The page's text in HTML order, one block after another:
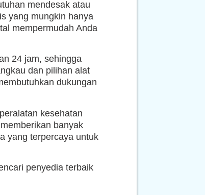
mendesak atau
yang mungkin hanya
mempermudah Anda
24 jam, sehingga
dan pilihan alat
dukungan
kesehatan
banyak
yang terpercaya untuk
penyedia terbaik